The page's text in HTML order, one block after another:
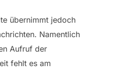
übernimmt jedoch
Namentlich
Aufruf der
fehlt es am